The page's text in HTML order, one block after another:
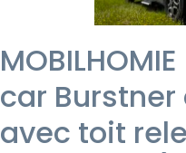
car
avec toit